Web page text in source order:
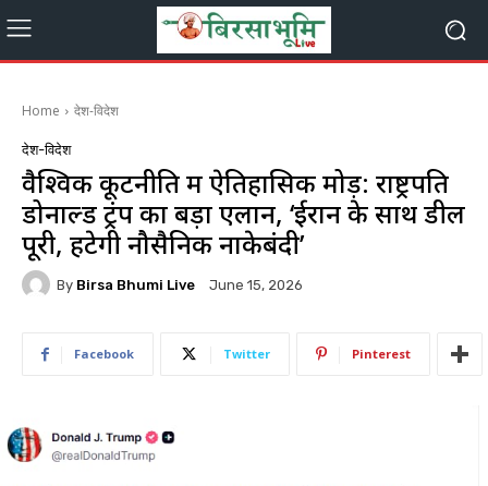
Home देश-विदेश
देश-विदेश
वैश्विक कूटनीति में ऐतिहासिक मोड़: राष्ट्रपति
डोनाल्ड ट्रंप का बड़ा एलान, ‘ईरान के साथ डील
पूरी, हटेगी नौसैनिक नाकेबंदी’
By Birsa Bhumi Live June 15, 2026
Facebook Twitter Pinterest